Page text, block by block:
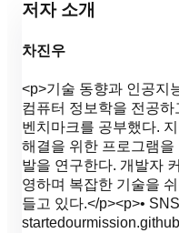
저자 소개
차진우
<p>기술 동향과 인공지
컴퓨터 정보학을 전공
벤치마크를 공부했다.
해결을 위한 프로그램
발을 연구한다. 개발자
영하며 복잡한 기술을
들고 있다.</p><p>•